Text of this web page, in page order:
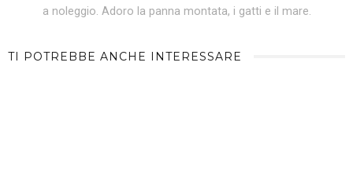
a noleggio. Adoro la panna montata, i gatti e il mare.
TI POTREBBE ANCHE INTERESSARE